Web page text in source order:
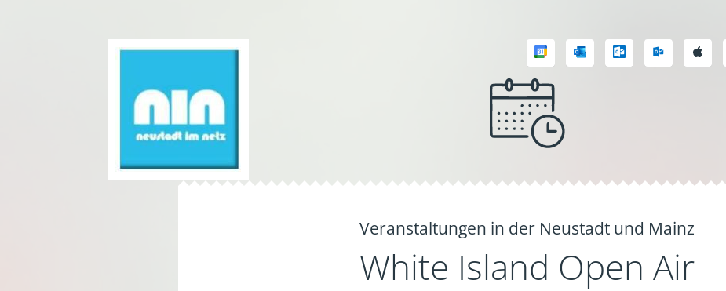
Veranstaltungen in der Neustadt und Mainz
White Island Open Air